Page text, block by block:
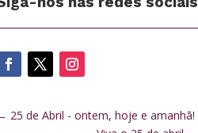
25 de Abril - ontem, hoje e amanhã!